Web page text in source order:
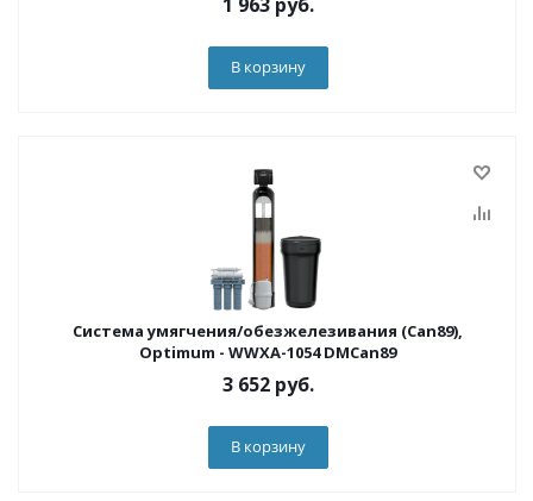
В корзину
Система умягчения/обезжелезивания (Can89),
Optimum - WWXA-1054 DMCan89
3 652руб.
В корзину